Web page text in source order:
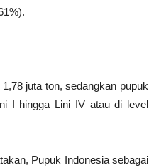
juta ton, sedangkan pupuk
I hingga Lini IV atau di level
Pupuk Indonesia sebagai